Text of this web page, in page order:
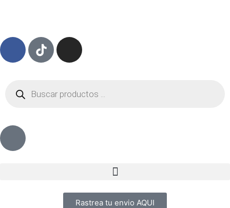
Rastrea tu envio AQUI